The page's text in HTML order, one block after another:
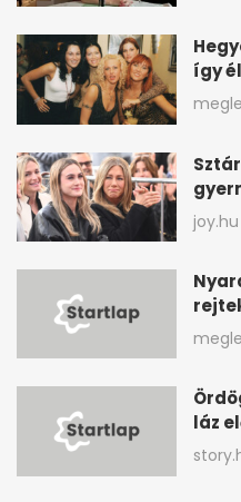
így
joy.hu
láz
hét